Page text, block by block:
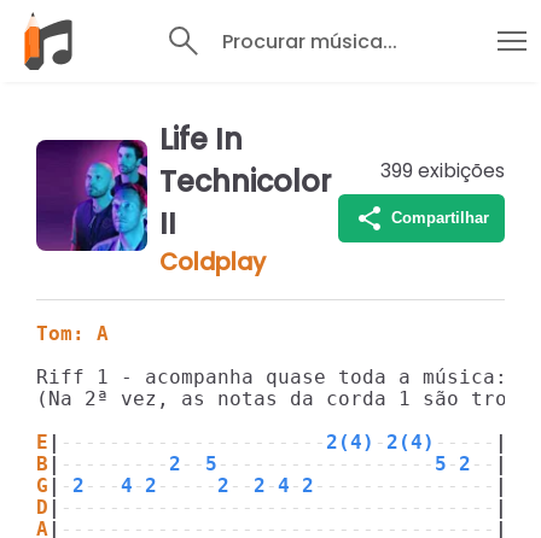
Procurar música...
Life In
Technicolor
II
Coldplay
399 exibições
Compartilhar
Tom: A
Riff 1 - acompanha quase toda a música:
(Na 2ª vez, as notas da corda 1 são
E
---------------------- 2(4) - 2(4) -----
B
--------- 2 -- 5 ------------------ 5 - 2 --
G
- 2 ---4 - 2 ----- 2 -- 2 -4 - 2 ---------------
D
------------------------------------
A
------------------------------------